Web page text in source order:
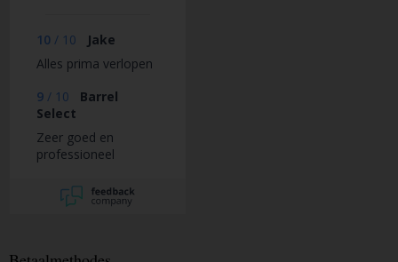
10 / 10
Jake
Alles prima verlopen
9 / 10
Barrel
Select
Zeer goed en
professioneel